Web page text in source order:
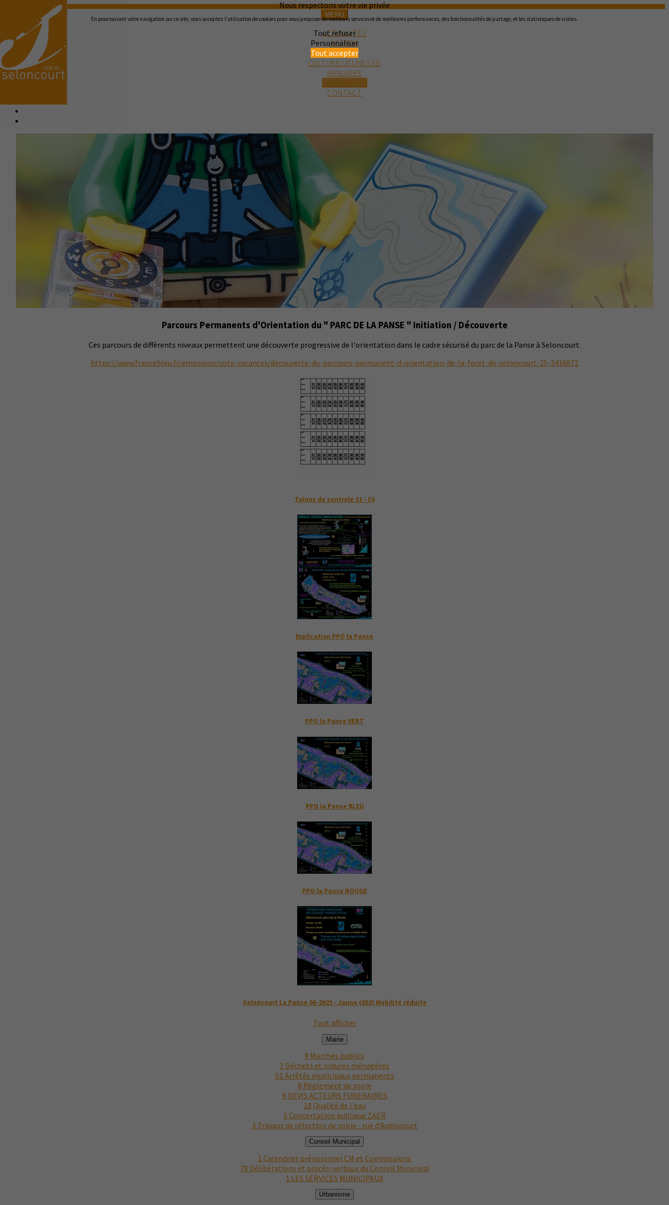
Nous respectons votre vie privée
En poursuivant votre navigation sur ce site, vous acceptez l’utilisation de cookies pour vous proposer de meilleurs services et de meilleures performances, des fonctionnalités de partage, et les statistiques de visites.
Tout refuser
Personnaliser
Tout accepter
MENU
ACTUALITÉS
AGENDA
MAIRIE
CULTURE/JEUNESSE
ANNUAIRE
CONTACT
Parcours Permanents d'Orientation du " PARC DE LA PANSE " Initiation / Découverte
Ces parcours de différents niveaux permettent une découverte progressive de l'orientation dans le cadre sécurisé du parc de la Panse à Seloncourt.
https://www.francebleu.fr/emissions/cote-vacances/decouverte-du-parcours-permanent-d-orientation-de-la-foret-de-seloncourt-25-3416872
Talons de controle 31 - 50
Explication PPO la Panse
PPO la Panse VERT
PPO la Panse BLEU
PPO la Panse ROUGE
Seloncourt La Panse 06-2023 - Jaune (002) Mobilité réduite
Tout afficher
Mairie
9 Marchés publics
1 Déchets et ordures ménagères
51 Arrêtés municipaux permanents
8 Règlement de voirie
9 DEVIS ACTEURS FUNERAIRES
18 Qualité de l'eau
5 Concertation publique ZAER
3 Travaux de réfection de voirie - rue d'Audincourt
Conseil Municipal
1 Calendrier prévisionnel CM et Commissions
78 Délibérations et procès-verbaux du Conseil Municipal
1 LES SERVICES MUNICIPAUX
Urbanisme